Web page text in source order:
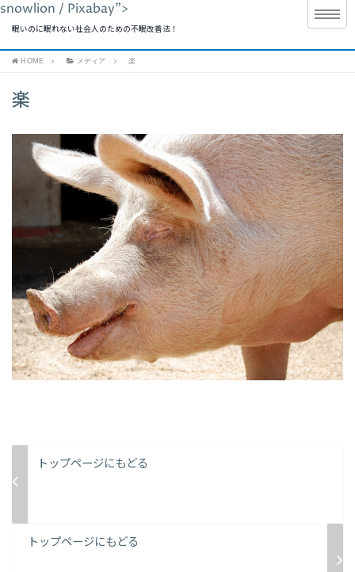
snowlion / Pixabay">
眠いのに眠れない社会人のための不眠改善法！
HOME メディア 楽
楽
トップページにもどる
トップページにもどる